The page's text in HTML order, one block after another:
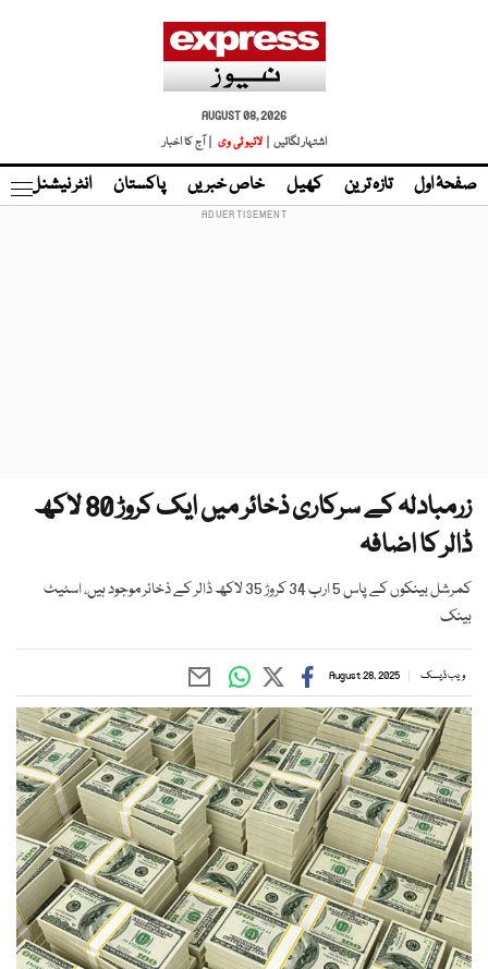
AUGUST 08, 2026
اشتہار لگائیں |
لائیو ٹی وی | آج کا اخبار
صفحۂ اول تازہ ترین کھیل خاص خبریں پاکستان انٹر نیشنل
زرمبادلہ کے سرکاری ذخائر میں ایک کروڑ 80 لاکھ
ڈالر کا اضافہ
کمرشل بینکوں کے پاس 5 ارب 34 کروڑ 35 لاکھ ڈالر کے ذخائر موجود ہیں، اسٹیٹ
بینک
ویب ڈیسک August 28, 2025